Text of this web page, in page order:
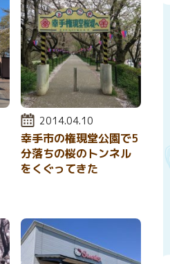
投稿日:
2014.04.10
幸手市の権現堂公園で5
分落ちの桜のトンネル
をくぐってきた